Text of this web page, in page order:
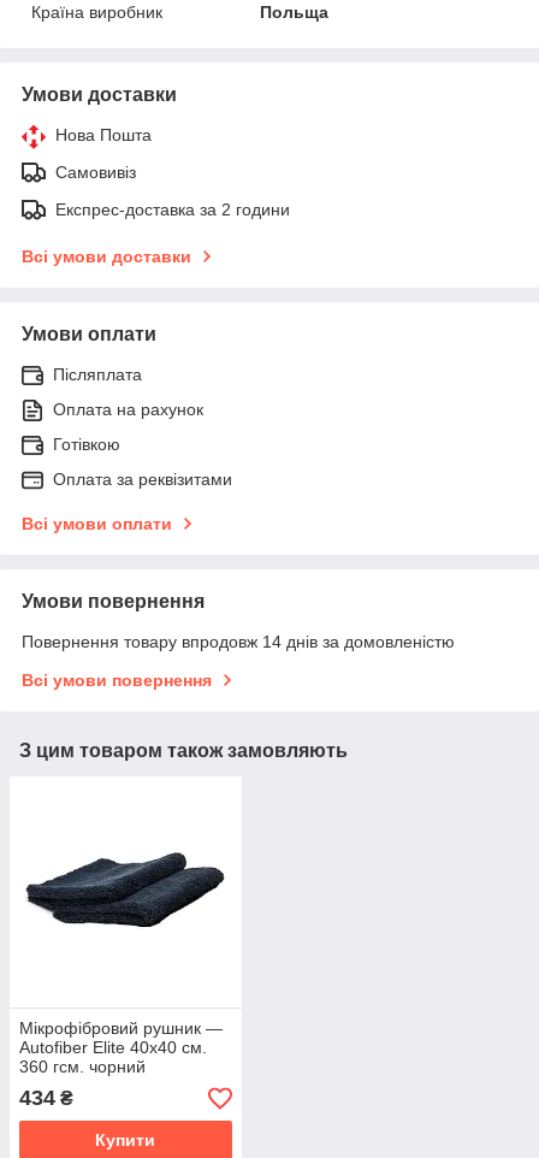
Країна виробник
Польща
Умови доставки
Нова Пошта
Самовивіз
Експрес-доставка за 2 години
Всі умови доставки
Умови оплати
Післяплата
Оплата на рахунок
Готівкою
Оплата за реквізитами
Всі умови оплати
Умови повернення
Повернення товару впродовж 14 днів за домовленістю
Всі умови повернення
З цим товаром також замовляють
Мікрофібровий рушник —
Autofiber Elite 40х40 см.
360 гсм. чорний
434 ₴
Купити